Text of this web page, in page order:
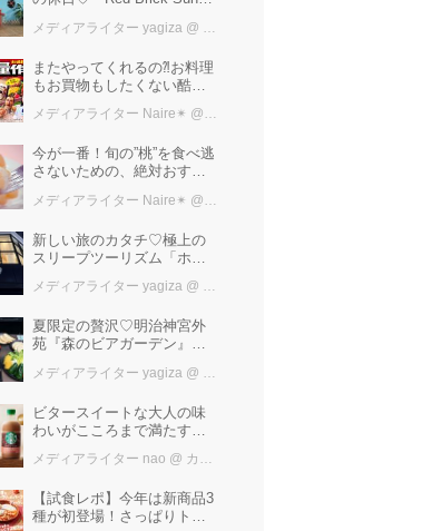
レンガ倉庫】
メディアライター yagiza @ カワコレメディア編集部
またやってくれるの⁈お料理
もお買物もしたくない酷暑
けば増量中！！
メディアライター Naire✴︎ @ カワコレメディア編集部
今が一番！旬の”桃”を食べ逃
さないための、絶対おすす
メディアライター Naire✴︎ @ カワコレメディア編集部
新しい旅のカタチ♡極上の
スリープツーリズム「ホテ
で「ととの寝」快眠ステイ
メディアライター yagiza @ カワコレメディア編集部
夏限定の贅沢♡明治神宮外
苑『森のビアガーデン』で
め」を堪能しよう
メディアライター yagiza @ カワコレメディア編集部
ビタースイートな大人の味
わいがこころまで満たす
COFFEE OF THE DAY カフ
メディアライター nao @ カワコレメディア編集部
【試食レポ】今年は新商品3
種が初登場！さっぱりトマ